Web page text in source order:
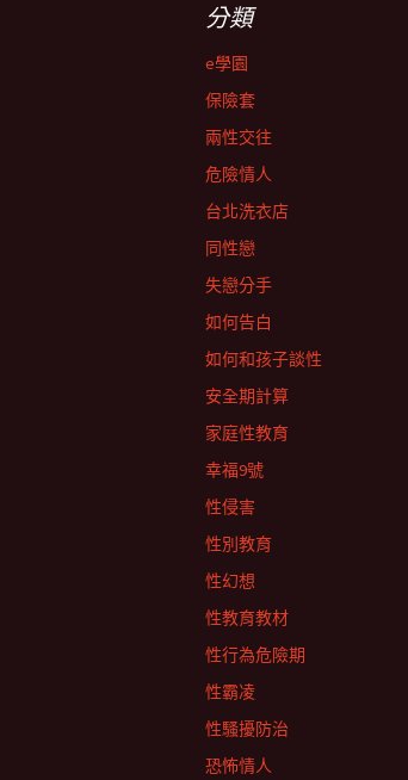
分類
e學園
保險套
兩性交往
危險情人
台北洗衣店
同性戀
失戀分手
如何告白
如何和孩子談性
安全期計算
家庭性教育
幸福9號
性侵害
性別教育
性幻想
性教育教材
性行為危險期
性霸凌
性騷擾防治
恐怖情人